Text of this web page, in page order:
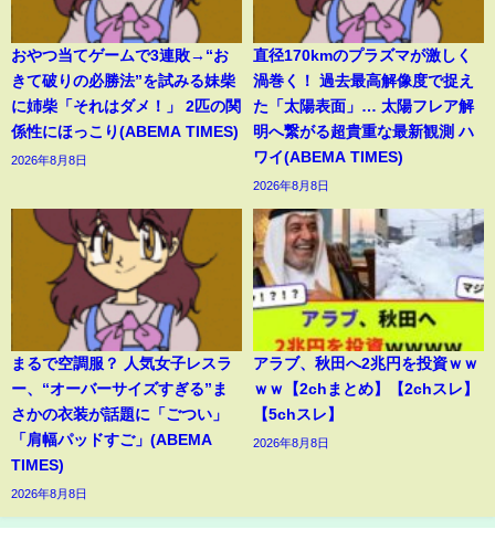
おやつ当てゲームで3連敗→“お
きて破りの必勝法”を試みる妹柴
に姉柴「それはダメ！」 2匹の関
係性にほっこり(ABEMA TIMES)
2026年8月8日
直径170kmのプラズマが激しく
渦巻く！ 過去最高解像度で捉え
た「太陽表面」… 太陽フレア解
明へ繋がる超貴重な最新観測 ハ
ワイ(ABEMA TIMES)
2026年8月8日
まるで空調服？ 人気女子レスラ
ー、“オーバーサイズすぎる”ま
さかの衣装が話題に「ごつい」
「肩幅パッドすご」(ABEMA
TIMES)
2026年8月8日
アラブ、秋田へ2兆円を投資ｗｗ
ｗｗ【2chまとめ】【2chスレ】
【5chスレ】
2026年8月8日